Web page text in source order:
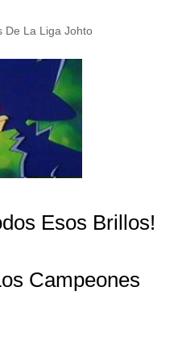
De La Liga Johto
Esos Brillos!
Campeones